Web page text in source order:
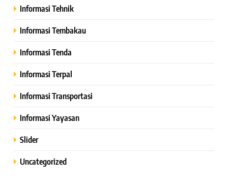
Informasi Tehnik
Informasi Tembakau
Informasi Tenda
Informasi Terpal
Informasi Transportasi
Informasi Yayasan
Slider
Uncategorized